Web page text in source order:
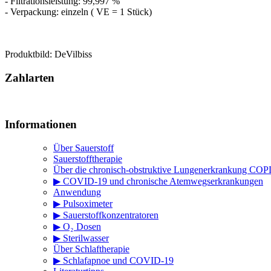
- Verpackung: einzeln ( VE = 1 Stück)
Produktbild: DeVilbiss
Zahlarten
Informationen
Über Sauerstoff
Sauerstofftherapie
Über die chronisch-obstruktive Lungenerkrankung
▶ COVID-19 und chronische Atemwegserkrankungen
Anwendung
▶ Pulsoximeter
▶ Sauerstoffkonzentratoren
▶ O₂ Dosen
▶ Sterilwasser
Über Schlaftherapie
▶ Schlafapnoe und COVID-19